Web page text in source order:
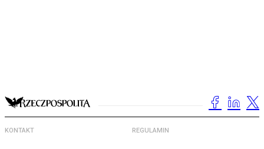
KONTAKT REGULAMIN